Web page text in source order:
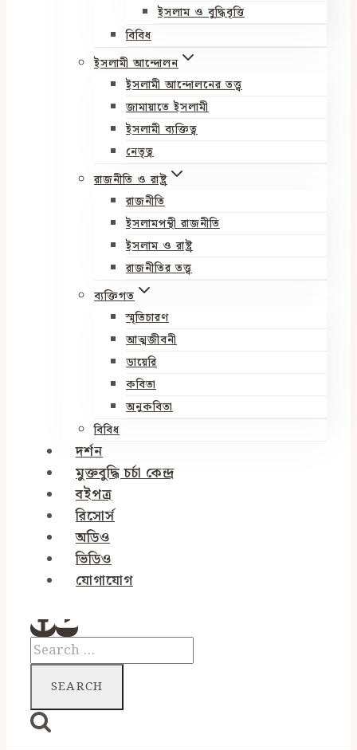
ইসলাম ও বুদ্ধিবৃত্তি
বিবিধ
ইসলামী আন্দোলন
ইসলামী আন্দোলনের তত্ত্ব
জামায়াতে ইসলামী
ইসলামী ব্যক্তিত্ব
নেতৃত্ব
রাজনীতি ও রাষ্ট্র
রাজনীতি
ইসলামপন্থী রাজনীতি
ইসলাম ও রাষ্ট্র
রাজনীতির তত্ত্ব
ব্যক্তিগত
স্মৃতিচারণ
আত্মজীবনী
ডায়েরি
কবিতা
অনুকবিতা
বিবিধ
দর্শন
মুক্তবুদ্ধি চর্চা কেন্দ্র
বইপত্র
রিসোর্স
অডিও
ভিডিও
যোগাযোগ
Search
for: